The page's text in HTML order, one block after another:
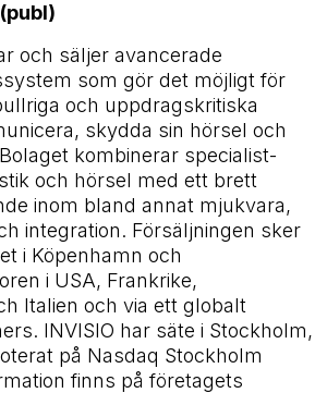
och säljer avancerade
som gör det möjligt för
och uppdragskritiska
skydda sin hörsel och
kombinerar specialist­
och hörsel med ett brett
inom bland annat mjukvara,
integration. Försäljningen sker
i Köpenhamn och
i USA, Frankrike,
Italien och via ett globalt
INVISIO har säte i Stockholm,
på Nasdaq Stockholm
finns på företagets